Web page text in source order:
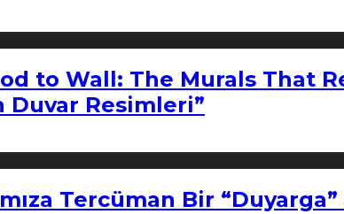
to Wall: The Murals That
Duvar Resimleri”
Tercüman Bir